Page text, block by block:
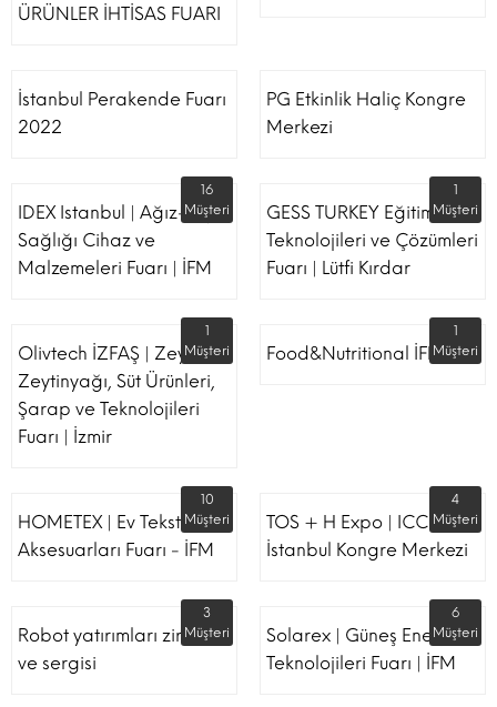
ÜRÜNLER İHTİSAS FUARI
İstanbul Perakende Fuarı
2022
PG Etkinlik Haliç Kongre
Merkezi
IDEX Istanbul | Ağız-Diş
Sağlığı Cihaz ve
Malzemeleri Fuarı | İFM
16
Müşteri
GESS TURKEY Eğitim
Teknolojileri ve Çözümleri
Fuarı | Lütfi Kırdar
1
Müşteri
Olivtech İZFAŞ | Zeytin,
Zeytinyağı, Süt Ürünleri,
Şarap ve Teknolojileri
Fuarı | İzmir
1
Müşteri
Food&Nutritional İFM
1
Müşteri
HOMETEX | Ev Tekstili Ve
Aksesuarları Fuarı - İFM
10
Müşteri
TOS + H Expo | ICC -
İstanbul Kongre Merkezi
4
Müşteri
Robot yatırımları zirvesi
ve sergisi
3
Müşteri
Solarex | Güneş Enerjisi &
Teknolojileri Fuarı | İFM
6
Müşteri